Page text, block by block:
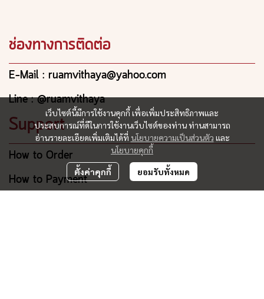
เว็บไซต์นี้มีการใช้งานคุกกี้ เพื่อเพิ่มประสิทธิภาพและ
ประสบการณ์ที่ดีในการใช้งานเว็บไซต์ของท่าน ท่านสามารถ
อ่านรายละเอียดเพิ่มเติมได้ที่ นโยบายความเป็นส่วนตัว และ
นโยบายคุกกี้
ตั้งค่าคุกกี้ ยอมรับทั้งหมด
ช่องทางการติดต่อ
E-Mail : ruamvithaya@yahoo.com
Line : @ruamvithaya
Support
How to Order
How to Payment